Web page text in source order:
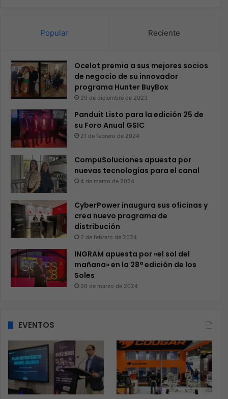
Popular Reciente
Ocelot premia a sus mejores socios
de negocio de su innovador
programa Hunter BuyBox
29 de diciembre de 2023
Panduit Listo para la edición 25 de
su Foro Anual GSIC
21 de febrero de 2024
CompuSoluciones apuesta por
nuevas tecnologías para el canal
4 de marzo de 2024
CyberPower inaugura sus oficinas y
crea nuevo programa de
distribución
2 de febrero de 2024
INGRAM apuesta por «el sol del
mañana» en la 28ª edición de los
Soles
26 de marzo de 2024
EVENTOS